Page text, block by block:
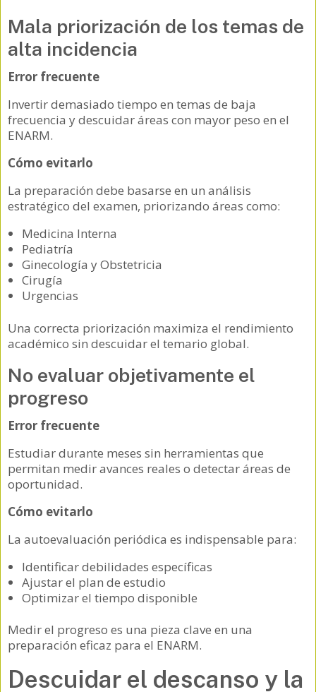
Mala priorización de los temas de
alta incidencia
Error frecuente
Invertir demasiado tiempo en temas de baja
frecuencia y descuidar áreas con mayor peso en el
ENARM.
Cómo evitarlo
La preparación debe basarse en un análisis
estratégico del examen, priorizando áreas como:
Medicina Interna
Pediatría
Ginecología y Obstetricia
Cirugía
Urgencias
Una correcta priorización maximiza el rendimiento
académico sin descuidar el temario global.
No evaluar objetivamente el
progreso
Error frecuente
Estudiar durante meses sin herramientas que
permitan medir avances reales o detectar áreas de
oportunidad.
Cómo evitarlo
La autoevaluación periódica es indispensable para:
Identificar debilidades específicas
Ajustar el plan de estudio
Optimizar el tiempo disponible
Medir el progreso es una pieza clave en una
preparación eficaz para el ENARM.
Descuidar el descanso y la